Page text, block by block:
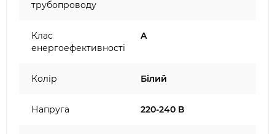
трубопроводу
Клас
енергоефективності
A
Колір Білий
Напруга 220-240 В